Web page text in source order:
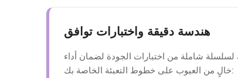
هندسة دقيقة واختبارات توافق
شاملة من اختبارات الجودة لضمان أداء
خالٍ من العيوب على خطوط التعبئة الخاصة بك: